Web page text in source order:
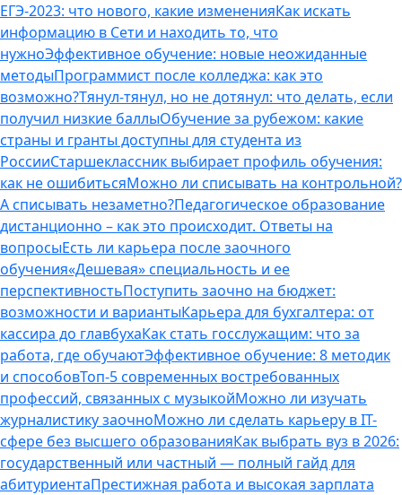
ЕГЭ-2023: что нового, какие измененияКак искать
информацию в Сети и находить то, что
нужноЭффективное обучение: новые неожиданные
методыПрограммист после колледжа: как это
возможно?Тянул-тянул, но не дотянул: что делать, если
получил низкие баллыОбучение за рубежом: какие
страны и гранты доступны для студента из
РоссииСтаршеклассник выбирает профиль обучения:
как не ошибитьсяМожно ли списывать на контрольной?
А списывать незаметно?Педагогическое образование
дистанционно – как это происходит. Ответы на
вопросыЕсть ли карьера после заочного
обучения«Дешевая» специальность и ее
перспективностьПоступить заочно на бюджет:
возможности и вариантыКарьера для бухгалтера: от
кассира до главбухаКак стать госслужащим: что за
работа, где обучаютЭффективное обучение: 8 методик
и способовТоп-5 современных востребованных
профессий, связанных с музыкойМожно ли изучать
журналистику заочноМожно ли сделать карьеру в IT-
сфере без высшего образованияКак выбрать вуз в 2026:
государственный или частный — полный гайд для
абитуриентаПрестижная работа и высокая зарплата